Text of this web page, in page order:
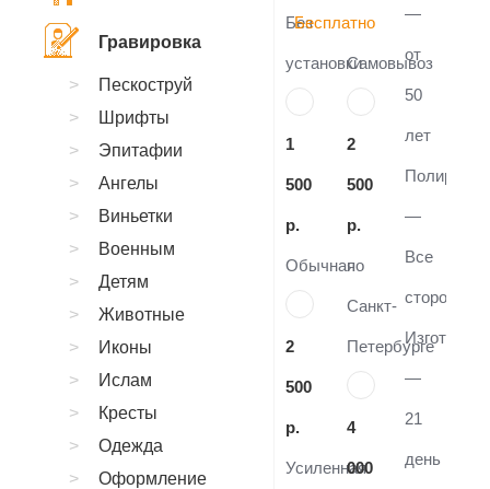
Без
установки
1
500
р.
Обычная
2
500
р.
Усиленная
Бесплатно
Самовывоз
2
500
р.
по
Санкт-
Петербурге
4
000
—
от
50
лет
Полировка
—
Все
стороны
—
21
день
Гравировка
Пескоструй
Шрифты
Эпитафии
Ангелы
Виньетки
Военным
Детям
Животные
Иконы
Ислам
Кресты
Одежда
Оформление